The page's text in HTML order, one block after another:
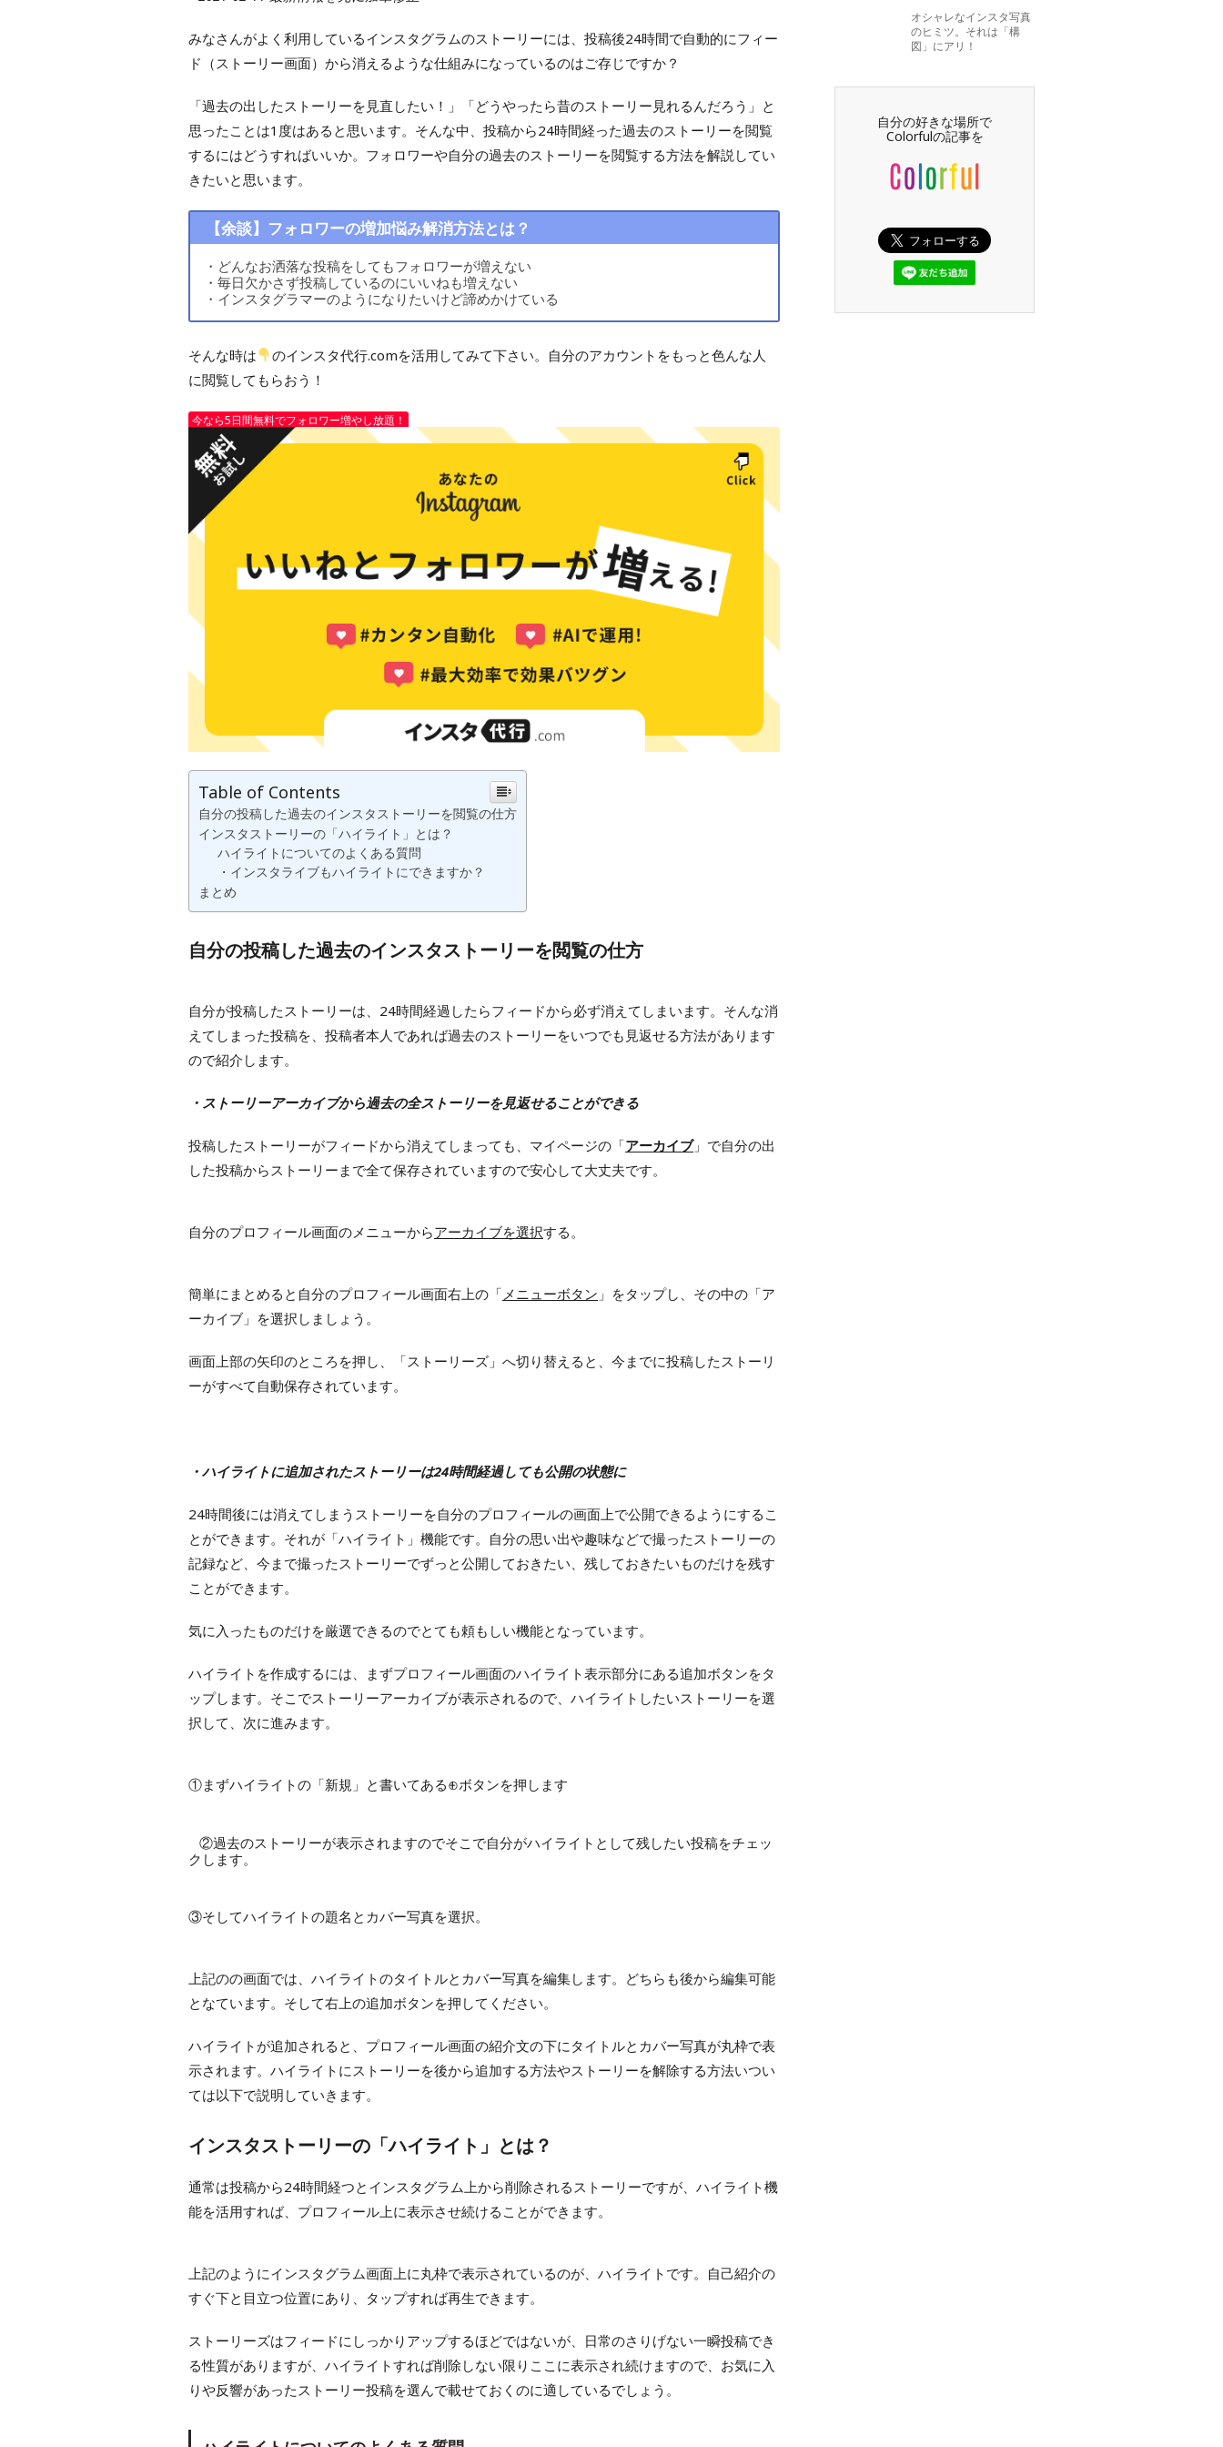
みなさんがよく利用しているインスタグラムのストーリーには、投稿後24時間で自動的にフィー
ド（ストーリー画面）から消えるような仕組みになっているのはご存じですか？
「過去の出したストーリーを見直したい！」「どうやったら昔のストーリー見れるんだろう」と
思ったことは1度はあると思います。そんな中、投稿から24時間経った過去のストーリーを閲覧
するにはどうすればいいか。フォロワーや自分の過去のストーリーを閲覧する方法を解説してい
きたいと思います。
【余談】フォロワーの増加悩み解消方法とは？
・どんなお洒落な投稿をしてもフォロワーが増えない
・毎日欠かさず投稿しているのにいいねも増えない
・インスタグラマーのようになりたいけど諦めかけている
そんな時は
のインスタ代行.comを活用してみて下さい。自分のアカウントをもっと色んな人
に閲覧してもらおう！
今なら5日間無料でフォロワー増やし放題！
Table of Contents
自分の投稿した過去のインスタストーリーを閲覧の仕方
インスタストーリーの「ハイライト」とは？
ハイライトについてのよくある質問
・インスタライブもハイライトにできますか？
まとめ
自分の投稿した過去のインスタストーリーを閲覧の仕方
自分が投稿したストーリーは、24時間経過したらフィードから必ず消えてしまいます。そんな消
えてしまった投稿を、 投稿者本人であれば過去のストーリーをいつでも見返せる方法があります
ので紹介します。
・ストーリーアーカイブから過去の全ストーリーを見返せることができる
投稿したストーリーがフィードから消えてしまっても、マイページの「アーカイブ」で自分の出
した投稿からストーリーまで全て保存されていますので安心して大丈夫です。
自分のプロフィール画面のメニューからアーカイブを選択する。
簡単にまとめると自分のプロフィール画面右上の「 メニューボタン 」をタップし、その中の「ア
ーカイブ」を選択しましょう。
画面上部の矢印のところを押し、「ストーリーズ」へ切り替えると、今までに投稿したストーリ
ーがすべて自動保存されています。
・ハイライトに追加されたストーリーは24時間経過しても公開の状態に
24時間後には消えてしまうストーリーを自分のプロフィールの画面上で公開できるようにするこ
とができます。それが「ハイライト」機能です。自分の思い出や趣味などで撮ったストーリーの
記録など、今まで撮ったストーリーでずっと公開しておきたい、残しておきたいものだけを残す
ことができます。
気に入ったものだけを厳選できるのでとても頼もしい機能となっています。
ハイライトを作成するには、まずプロフィール画面のハイライト表示部分にある追加ボタンをタ
ップします。そこでストーリーアーカイブが表示されるので、ハイライトしたいストーリーを選
択して、次に進みます。
①まずハイライトの「新規」と書いてある⊕ボタンを押します
②過去のストーリーが表示されますのでそこで自分がハイライトとして残したい投稿をチェッ
クします。
③そしてハイライトの題名とカバー写真を選択。
上記のの画面では、ハイライトのタイトルとカバー写真を編集します。どちらも後から編集可能
となています。そして右上の追加ボタンを押してください。
ハイライトが追加されると、プロフィール画面の紹介文の下にタイトルとカバー写真が丸枠で表
示されます。ハイライトにストーリーを後から追加する方法やストーリーを解除する方法いつい
ては以下で説明していきます。
インスタストーリーの「ハイライト」とは？
通常は投稿から24時間経つとインスタグラム上から削除されるストーリーですが、ハイライト機
能を活用すれば、プロフィール上に表示させ続けることができます。
上記のようにインスタグラム画面上に丸枠で表示されているのが、ハイライトです。自己紹介の
すぐ下と目立つ位置にあり、タップすれば再生できます。
ストーリーズはフィードにしっかりアップするほどではないが、日常のさりげない一瞬投稿でき
る性質がありますが、ハイライトすれば削除しない限りここに表示され続けますので、お気に入
りや反響があったストーリー投稿を選んで載せておくのに適しているでしょう。
オシャレなインスタ写真
のヒミツ。それは「構
図」にアリ！
自分の好きな場所で
Colorfulの記事を